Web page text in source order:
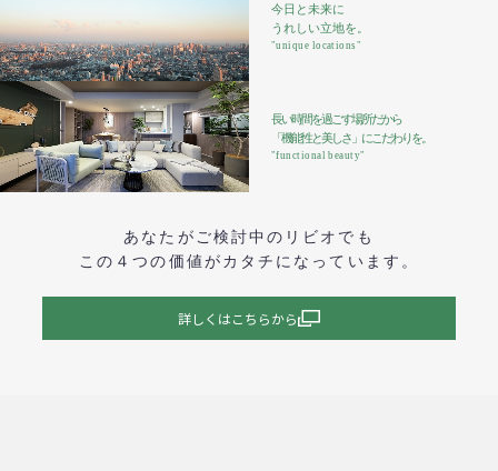
今日と未来に
うれしい立地を。
"unique locations"
長い時間を過ごす場所だから
「機能性と美しさ」にこだわりを。
"functional beauty"
あなたがご検討中のリビオでも
この４つの価値がカタチになっています。
詳しくはこちらから